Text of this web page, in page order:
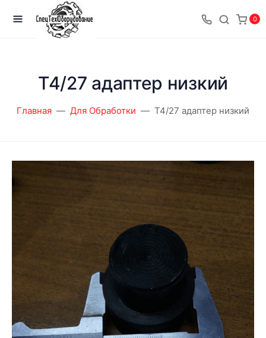
0
T4/27 адаптер низкий
Главная Для Обработки T4/27 адаптер низкий